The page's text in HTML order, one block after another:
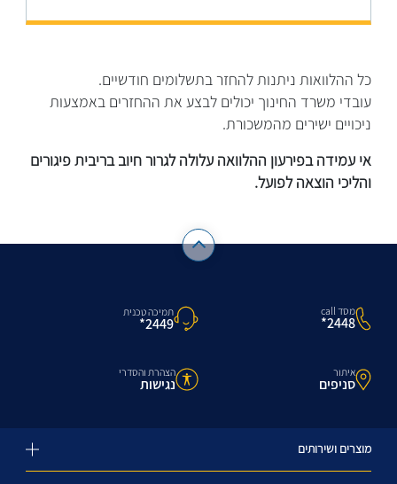
כל ההלוואות ניתנות להחזר בתשלומים חודשיים.
עובדי משרד החינוך יכולים לבצע את ההחזרים באמצעות
ניכויים ישירים מהמשכורת.
אי עמידה בפירעון ההלוואה עלולה לגרור חיוב בריבית פיגורים
והליכי הוצאה לפועל.
מסד call
2448*
תמיכה טכנית
2449*
איתור
סניפים
הצהרת והסדרי
נגישות
מוצרים ושירותים